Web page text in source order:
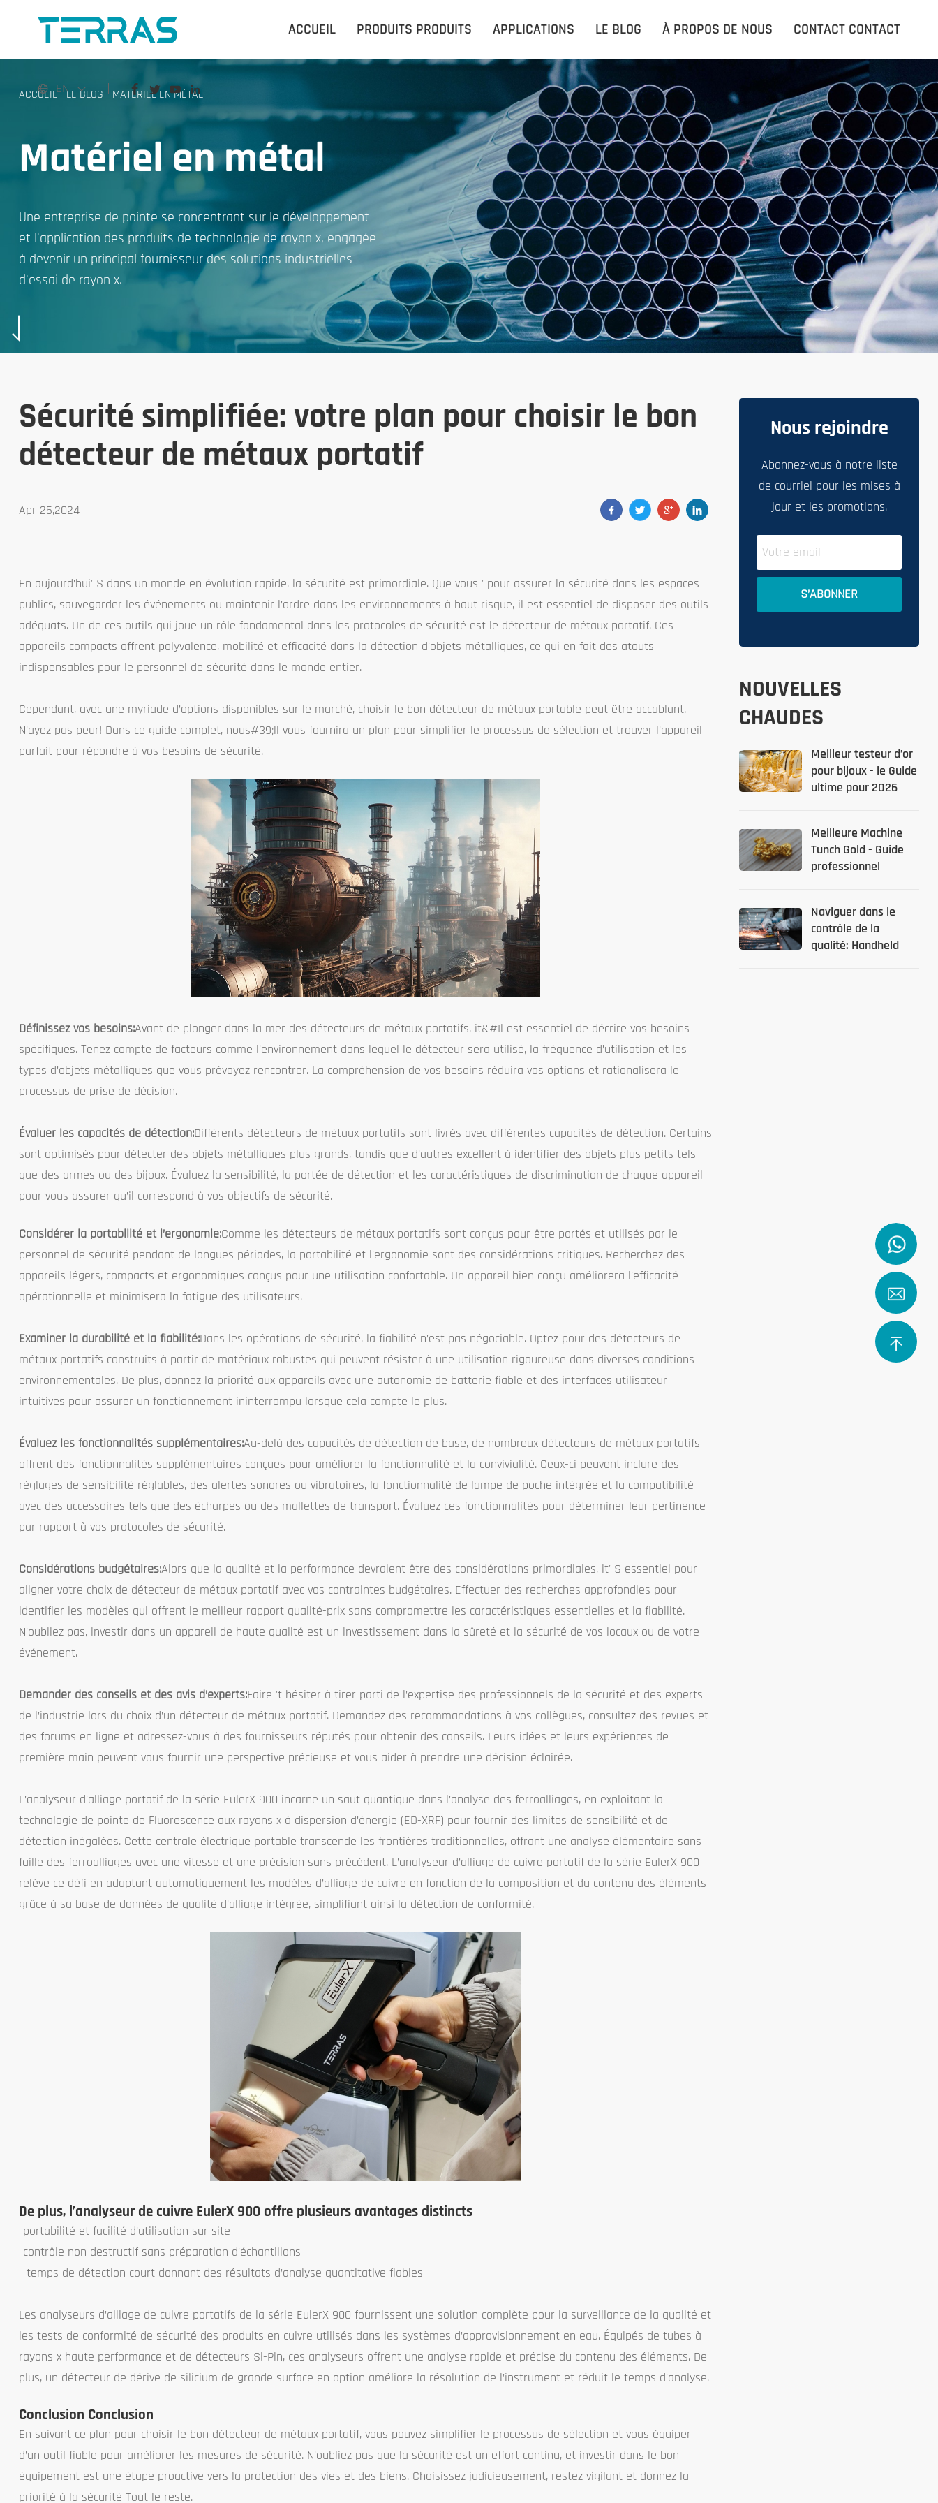
ACCUEIL PRODUITS PRODUITS APPLICATIONS LE BLOG À PROPOS DE NOUS CONTACT CONTACT
EN
ACCUEIL
PRODUITS PRODUITS
APPLICATIONS
LE BLOG
À PROPOS DE NOUS
CONTACT CONTACT
ACCUEIL-LE BLOG - MATÉRIEL EN MÉTAL
Matériel en métal
Une entreprise de pointe se concentrant sur le développement
et l’application des produits de technologie de rayon x, engagée
à devenir un principal fournisseur des solutions industrielles
d’essai de rayon x.
Sécurité simplifiée: votre plan pour choisir le bon
détecteur de métaux portatif
Apr 25,2024
En aujourd’hui' S dans un monde en évolution rapide, la sécurité est primordiale. Que vous ' pour assurer la sécurité dans les espaces
publics, sauvegarder les événements ou maintenir l’ordre dans les environnements à haut risque, il est essentiel de disposer des outils
adéquats. Un de ces outils qui joue un rôle fondamental dans les protocoles de sécurité est le détecteur de métaux portatif. Ces
appareils compacts offrent polyvalence, mobilité et efficacité dans la détection d’objets métalliques, ce qui en fait des atouts
indispensables pour le personnel de sécurité dans le monde entier.
Cependant, avec une myriade d’options disponibles sur le marché, choisir le bon détecteur de métaux portable peut être accablant.
N’ayez pas peur! Dans ce guide complet, nous#39;ll vous fournira un plan pour simplifier le processus de sélection et trouver l’appareil
parfait pour répondre à vos besoins de sécurité.
Définissez vos besoins:Avant de plonger dans la mer des détecteurs de métaux portatifs, it&#Il est essentiel de décrire vos besoins
spécifiques. Tenez compte de facteurs comme l’environnement dans lequel le détecteur sera utilisé, la fréquence d’utilisation et les
types d’objets métalliques que vous prévoyez rencontrer. La compréhension de vos besoins réduira vos options et rationalisera le
processus de prise de décision.
Évaluer les capacités de détection:Différents détecteurs de métaux portatifs sont livrés avec différentes capacités de détection. Certains
sont optimisés pour détecter des objets métalliques plus grands, tandis que d’autres excellent à identifier des objets plus petits tels
que des armes ou des bijoux. Évaluez la sensibilité, la portée de détection et les caractéristiques de discrimination de chaque appareil
pour vous assurer qu’il correspond à vos objectifs de sécurité.
Considérer la portabilité et l’ergonomie:Comme les détecteurs de métaux portatifs sont conçus pour être portés et utilisés par le
personnel de sécurité pendant de longues périodes, la portabilité et l’ergonomie sont des considérations critiques. Recherchez des
appareils légers, compacts et ergonomiques conçus pour une utilisation confortable. Un appareil bien conçu améliorera l’efficacité
opérationnelle et minimisera la fatigue des utilisateurs.
Examiner la durabilité et la fiabilité:Dans les opérations de sécurité, la fiabilité n’est pas négociable. Optez pour des détecteurs de
métaux portatifs construits à partir de matériaux robustes qui peuvent résister à une utilisation rigoureuse dans diverses conditions
environnementales. De plus, donnez la priorité aux appareils avec une autonomie de batterie fiable et des interfaces utilisateur
intuitives pour assurer un fonctionnement ininterrompu lorsque cela compte le plus.
Évaluez les fonctionnalités supplémentaires:Au-delà des capacités de détection de base, de nombreux détecteurs de métaux portatifs
offrent des fonctionnalités supplémentaires conçues pour améliorer la fonctionnalité et la convivialité. Ceux-ci peuvent inclure des
réglages de sensibilité réglables, des alertes sonores ou vibratoires, la fonctionnalité de lampe de poche intégrée et la compatibilité
avec des accessoires tels que des écharpes ou des mallettes de transport. Évaluez ces fonctionnalités pour déterminer leur pertinence
par rapport à vos protocoles de sécurité.
Considérations budgétaires:Alors que la qualité et la performance devraient être des considérations primordiales, it' S essentiel pour
aligner votre choix de détecteur de métaux portatif avec vos contraintes budgétaires. Effectuer des recherches approfondies pour
identifier les modèles qui offrent le meilleur rapport qualité-prix sans compromettre les caractéristiques essentielles et la fiabilité.
N’oubliez pas, investir dans un appareil de haute qualité est un investissement dans la sûreté et la sécurité de vos locaux ou de votre
événement.
Demander des conseils et des avis d’experts:Faire 't hésiter à tirer parti de l’expertise des professionnels de la sécurité et des experts
de l’industrie lors du choix d’un détecteur de métaux portatif. Demandez des recommandations à vos collègues, consultez des revues et
des forums en ligne et adressez-vous à des fournisseurs réputés pour obtenir des conseils. Leurs idées et leurs expériences de
première main peuvent vous fournir une perspective précieuse et vous aider à prendre une décision éclairée.
L’analyseur d’alliage portatif de la série EulerX 900 incarne un saut quantique dans l’analyse des ferroalliages, en exploitant la
technologie de pointe de Fluorescence aux rayons x à dispersion d’énergie (ED-XRF) pour fournir des limites de sensibilité et de
détection inégalées. Cette centrale électrique portable transcende les frontières traditionnelles, offrant une analyse élémentaire sans
faille des ferroalliages avec une vitesse et une précision sans précédent. L’analyseur d’alliage de cuivre portatif de la série EulerX 900
relève ce défi en adaptant automatiquement les modèles d’alliage de cuivre en fonction de la composition et du contenu des éléments
grâce à sa base de données de qualité d’alliage intégrée, simplifiant ainsi la détection de conformité.
De plus, l’analyseur de cuivre EulerX 900 offre plusieurs avantages distincts
-portabilité et facilité d’utilisation sur site
-contrôle non destructif sans préparation d’échantillons
- temps de détection court donnant des résultats d’analyse quantitative fiables
Les analyseurs d’alliage de cuivre portatifs de la série EulerX 900 fournissent une solution complète pour la surveillance de la qualité et
les tests de conformité de sécurité des produits en cuivre utilisés dans les systèmes d’approvisionnement en eau. Équipés de tubes à
rayons x haute performance et de détecteurs Si-Pin, ces analyseurs offrent une analyse rapide et précise du contenu des éléments. De
plus, un détecteur de dérive de silicium de grande surface en option améliore la résolution de l’instrument et réduit le temps d’analyse.
Conclusion Conclusion
En suivant ce plan pour choisir le bon détecteur de métaux portatif, vous pouvez simplifier le processus de sélection et vous équiper
d’un outil fiable pour améliorer les mesures de sécurité. N’oubliez pas que la sécurité est un effort continu, et investir dans le bon
équipement est une étape proactive vers la protection des vies et des biens. Choisissez judicieusement, restez vigilant et donnez la
priorité à la sécurité Tout le reste.
Nous rejoindre
Abonnez-vous à notre liste
de courriel pour les mises à
jour et les promotions.
NOUVELLES
CHAUDES
Meilleur testeur d’or
pour bijoux - le Guide
ultime pour 2026
Meilleure Machine
Tunch Gold - Guide
professionnel
Naviguer dans le
contrôle de la
qualité: Handheld